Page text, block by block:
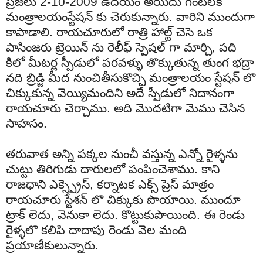
మంత్రాలయంస్టేషన్ కు చెరుకున్నారు. వారిని ముందుగా
కాపాడాలి. రాయచూరులో రాత్రి హాల్ట్ చెసె ఒక
పాసింజరు ట్రెయిన్ ను రెలీఫ్ స్పెషల్ గా మార్చి, పది
కిలో మీటర్ల స్పీడులో పరవళ్ళు తొక్కుతున్న తుంగ భద్రా
నది బ్రిడ్జి మీద నుంచితీసుకొచ్చి మంత్రాలయం స్టేషన్ లొ
చిక్కుకున్న వెయ్యిమందిని అదే స్పీడులోనిదానంగా
రాయచూరు చెర్చాము. అది మొదటిగా మెము చెసిన
సాహసం.
తరువాత అన్ని పక్కల నుంచీ వస్తున్న ఎన్నో రైళ్ళను
చుట్టు తిరిగుడు దారులలో పంపించెశాము. కాని
రాజధాని ఎక్స్ప్రెస్, కర్నాటక ఎక్స్ ప్రెస్ మాత్రం
రాయచూరు స్టేశన్ లొ చిక్కుకు పొయాయి. ముందూ
ట్రాక్ లెదు, వెనుకా లెదు. కొట్టుకుపొయింది. ఈ రెండు
రైళ్ళలొ కలిపి దాదాపు రెండు వెల మంది
ప్రయాణీకులున్నారు.